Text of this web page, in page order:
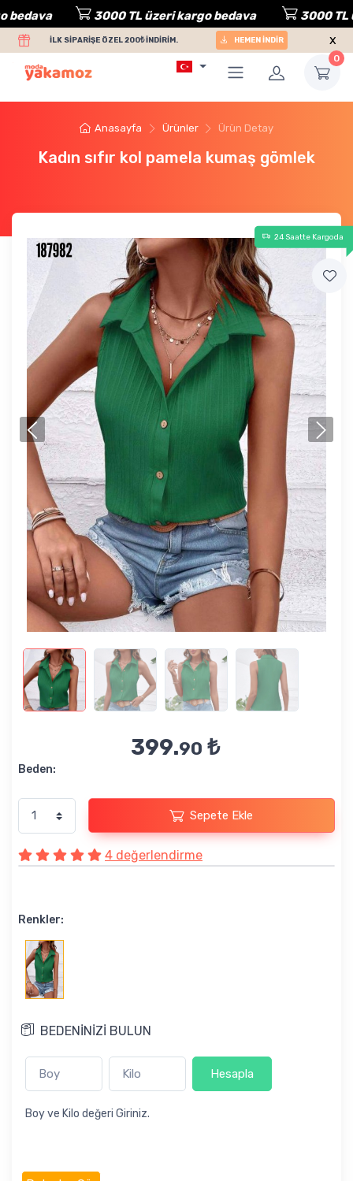
3000 TL üzeri kargo bedava 3000 TL
İLK SİPARİŞE ÖZEL 200₺ İNDİRİM. HEMEN İNDİR x
0
Anasayfa Ürünler Ürün Detay
Kadın sıfır kol pamela kumaş gömlek
24 Saatte Kargoda
399.90 ₺
Beden:
Sepete Ekle
4 değerlendirme
Renkler:
BEDENİNİZİ BULUN
Hesapla
Boy ve Kilo değeri Giriniz.